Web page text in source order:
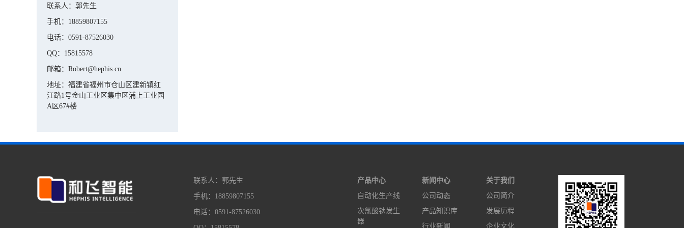
联系人：郭先生
手机：18859807155
电话：0591-87526030
QQ：15815578
邮箱：Robert@hephis.cn
地址：福建省福州市仓山区建新镇红
江路1号金山工业区集中区浦上工业园
A区67#楼
联系人：郭先生
手机：18859807155
电话：0591-87526030
产品中心
自动化生产线
次氯酸钠发生
器
新闻中心
公司动态
产品知识库
行业新闻
关于我们
公司简介
发展历程
企业文化